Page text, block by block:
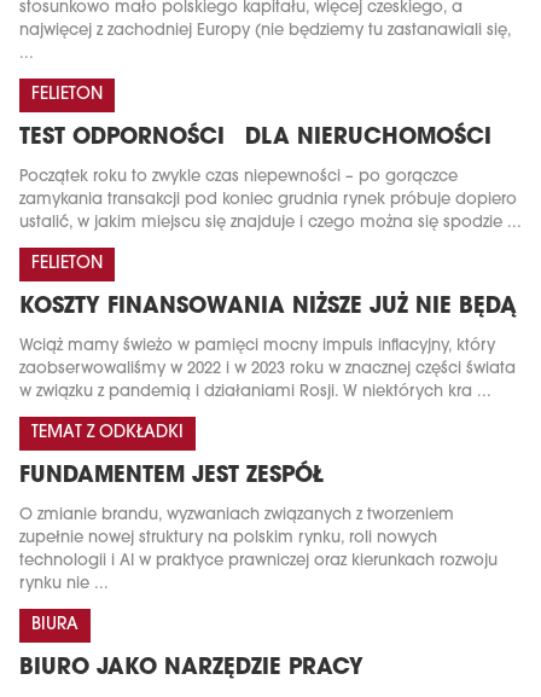
stosunkowo mało polskiego kapitału, więcej czeskiego, a
najwięcej z zachodniej Europy (nie będziemy tu zastanawiali się,
...
FELIETON
TEST ODPORNOŚCI DLA NIERUCHOMOŚCI
Początek roku to zwykle czas niepewności – po gorączce
zamykania transakcji pod koniec grudnia rynek próbuje dopiero
ustalić, w jakim miejscu się znajduje i czego można się spodzie ...
FELIETON
KOSZTY FINANSOWANIA NIŻSZE JUŻ NIE BĘDĄ
Wciąż mamy świeżo w pamięci mocny impuls inflacyjny, który
zaobserwowaliśmy w 2022 i w 2023 roku w znacznej części świata
w związku z pandemią i działaniami Rosji. W niektórych kra ...
TEMAT Z ODKŁADKI
FUNDAMENTEM JEST ZESPÓŁ
O zmianie brandu, wyzwaniach związanych z tworzeniem
zupełnie nowej struktury na polskim rynku, roli nowych
technologii i AI w praktyce prawniczej oraz kierunkach rozwoju
rynku nie ...
BIURA
BIURO JAKO NARZĘDZIE PRACY